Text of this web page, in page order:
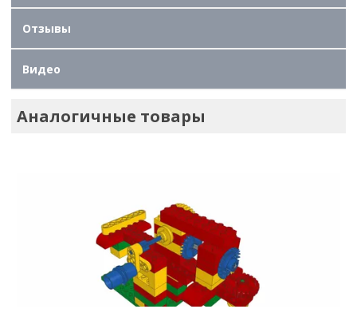
Отзывы
Видео
Аналогичные товары